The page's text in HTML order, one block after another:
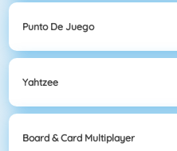
Punto De Juego
Yahtzee
Board & Card Multiplayer